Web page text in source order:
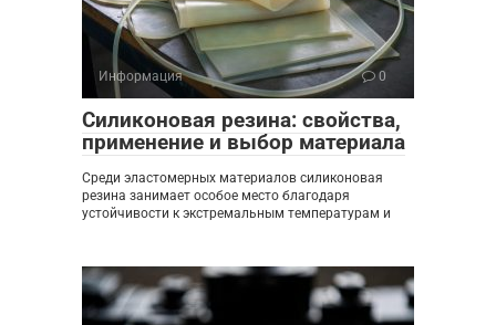
Информация 0
Силиконовая резина: свойства,
применение и выбор материала
Среди эластомерных материалов силиконовая
резина занимает особое место благодаря
устойчивости к экстремальным температурам и